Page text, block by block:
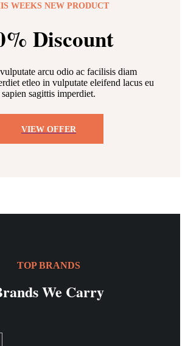
WEEKS NEW PRODUCT
Discount
arcu odio ac facilisis diam
etleo in vulputate eleifend lacus eu
sapien sagittis imperdiet.
VIEW OFFER
TOP BRANDS
We Carry